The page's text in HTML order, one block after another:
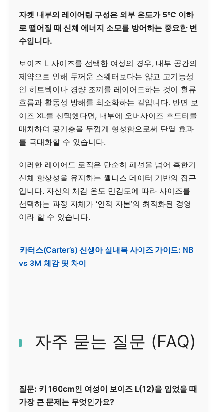
자켓 내부의 레이어링 구성은 외부 온도가 5°C 이하
로 떨어질 때 신체 에너지 소모를 방어하는 중요한 변
수입니다.
보이즈 L 사이즈를 선택한 여성의 경우, 내부 공간의
제약으로 인해 두꺼운 스웨터보다는 얇고 고기능성
인 히트텍이나 경량 조끼를 레이어드하는 것이 혈류
흐름과 활동성 방해를 최소화하는 길입니다. 반면 보
이즈 XL를 선택했다면, 내부에 오버사이즈 후드티를
매치하여 공기층을 두껍게 형성함으로써 단열 효과
를 극대화할 수 있습니다.
이러한 레이어드 로직은 단순히 패션을 넘어 혹한기
신체 항상성을 유지하는 웰니스 데이터 기반의 접근
입니다. 자신의 체감 온도 민감도에 따라 사이즈를
선택하는 과정 자체가 ‘인적 자본’의 최적화된 경영
이라 할 수 있습니다.
카터스(Carter’s) 신생아 실내복 사이즈 가이드: NB
vs 3M 체감 핏 차이
자주 묻는 질문 (FAQ)
질문: 키 160cm인 여성이 보이즈 L(12)을 입었을 때
가장 큰 문제는 무엇인가요?